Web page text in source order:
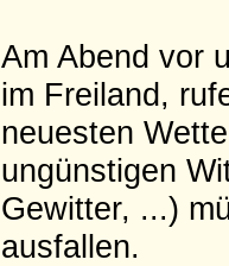
Am Abend vor
im Freiland,
neuesten
ungünstigen
Gewitter, ...)
ausfallen.